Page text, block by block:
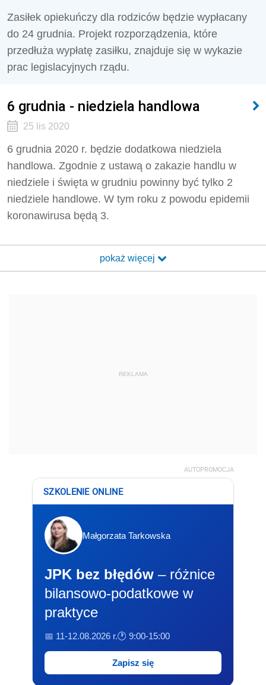
Zasiłek opiekuńczy dla rodziców będzie wypłacany
do 24 grudnia. Projekt rozporządzenia, które
przedłuża wypłatę zasiłku, znajduje się w wykazie
prac legislacyjnych rządu.
6 grudnia - niedziela handlowa
25 lis 2020
6 grudnia 2020 r. będzie dodatkowa niedziela
handlowa. Zgodnie z ustawą o zakazie handlu w
niedziele i święta w grudniu powinny być tylko 2
niedziele handlowe. W tym roku z powodu epidemii
koronawirusa będą 3.
pokaż więcej
REKLAMA
AUTOPROMOCJA
SZKOLENIE ONLINE
Małgorzata Tarkowska
JPK bez błędów – różnice
bilansowo-podatkowe w
praktyce
📅 11-12.08.2026 r.🕐 9:00-15:00
Zapisz się